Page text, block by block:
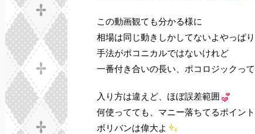
この動画観ても分かる様に
相場は同じ動きしかしてないよやっぱり
手法がポコニカルではないけれど
一番付き合いの長い、ポコロジックって
入り方は違えど、ほぼ誤差範囲
何使ってても、マニー落ちてるポイン
ボリバンは偉大よ